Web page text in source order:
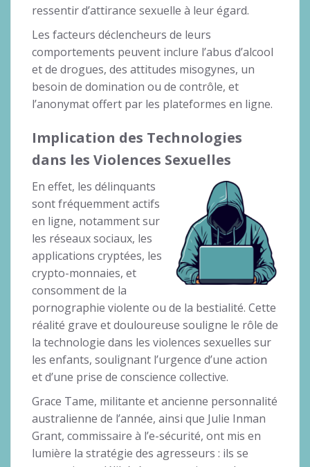
ressentir d’attirance sexuelle à leur égard.
Les facteurs déclencheurs de leurs
comportements peuvent inclure l’abus d’alcool
et de drogues, des attitudes misogynes, un
besoin de domination ou de contrôle, et
l’anonymat offert par les plateformes en ligne.
Implication des Technologies
dans les Violences Sexuelles
En effet, les délinquants
sont fréquemment actifs
en ligne, notamment sur
les réseaux sociaux, les
applications cryptées, les
crypto-monnaies, et
consomment de la
pornographie violente ou de la bestialité. Cette
réalité grave et douloureuse souligne le rôle de
la technologie dans les violences sexuelles sur
les enfants, soulignant l’urgence d’une action
et d’une prise de conscience collective.
Grace Tame, militante et ancienne personnalité
australienne de l’année, ainsi que Julie Inman
Grant, commissaire à l’e-sécurité, ont mis en
lumière la stratégie des agresseurs : ils se